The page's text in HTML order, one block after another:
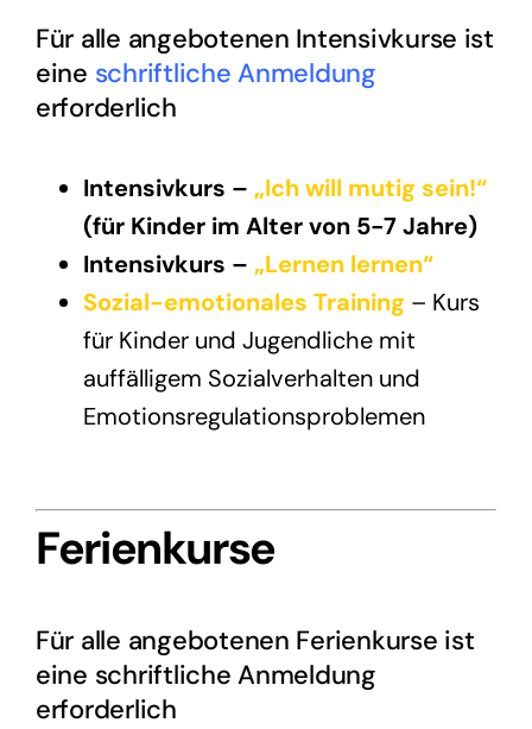
Für alle angebotenen Intensivkurse ist
eine schriftliche Anmeldung
erforderlich
Intensivkurs – „Ich will mutig sein!“
(für Kinder im Alter von 5-7 Jahre)
Intensivkurs – „Lernen lernen“
Sozial-emotionales Training – Kurs
für Kinder und Jugendliche mit
auffälligem Sozialverhalten und
Emotionsregulationsproblemen
Ferienkurse
Für alle angebotenen Ferienkurse ist
eine schriftliche Anmeldung
erforderlich